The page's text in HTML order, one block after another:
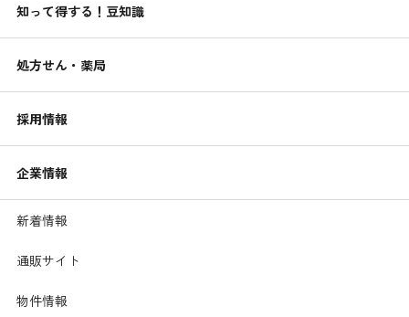
知って得する！豆知識
処方せん・薬局
採用情報
企業情報
新着情報
通販サイト
物件情報
が介助を行う際に気を付けるべき5つのポイントをご紹介しま
す。
介護の豆知識